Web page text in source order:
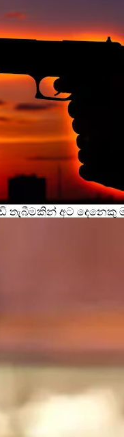
තැබීමකින් අට දෙනෙකු